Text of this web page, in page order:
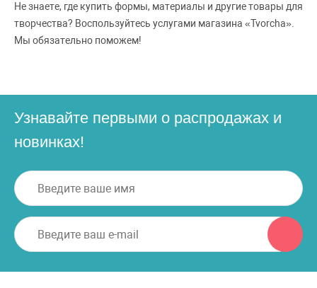
Не знаете, где купить формы, материалы и другие товары для
творчества? Воспользуйтесь услугами магазина «Tvorcha».
Мы обязательно поможем!
Узнавайте первыми о распродажах и
новинках!